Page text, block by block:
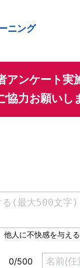
ニング
アンケート実
協力お願いし